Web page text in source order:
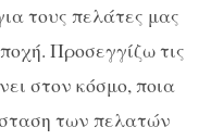
τους πελάτες μας
Προσεγγίζω τις
στον κόσμο, ποια
των πελατών